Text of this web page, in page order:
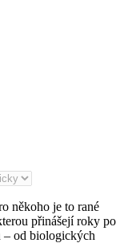
někoho je to rané
přinášejí roky po
– od biologických